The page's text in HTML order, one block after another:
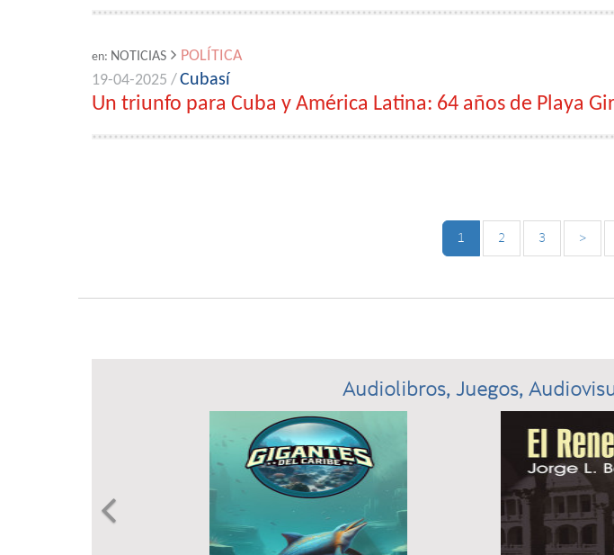
en: NOTICIAS
POLÍTICA
19-04-2025 /Cubasí
Un triunfo para Cuba y América Latina: 64 años de Playa
1 2 3 >
Audiolibros, Juegos,
Previous